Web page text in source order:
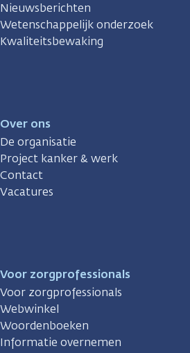
Nieuwsberichten
Wetenschappelijk onderzoek
Kwaliteitsbewaking
Over ons
De organisatie
Project kanker & werk
Contact
Vacatures
Voor zorgprofessionals
Voor zorgprofessionals
Webwinkel
Woordenboeken
Informatie overnemen